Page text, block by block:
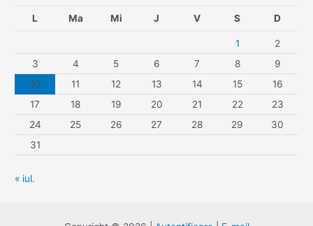
L Ma Mi J V S D
1
2
3
4 5 6 7 8
9
10
11 12 13 14 15
16
17
18 19 20 21 22
23
24
25 26 27 28 29
30
31
« iul.